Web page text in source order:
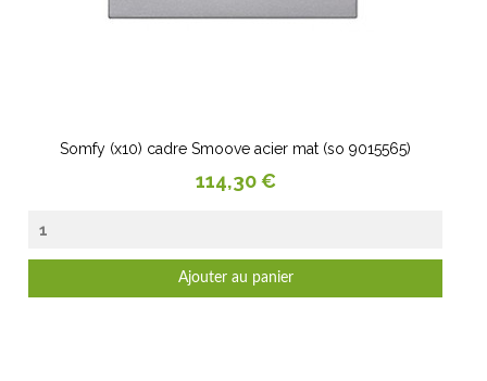
Somfy (x10) cadre Smoove acier mat (so 9015565)
Prix
114,30 €
Ajouter au panier